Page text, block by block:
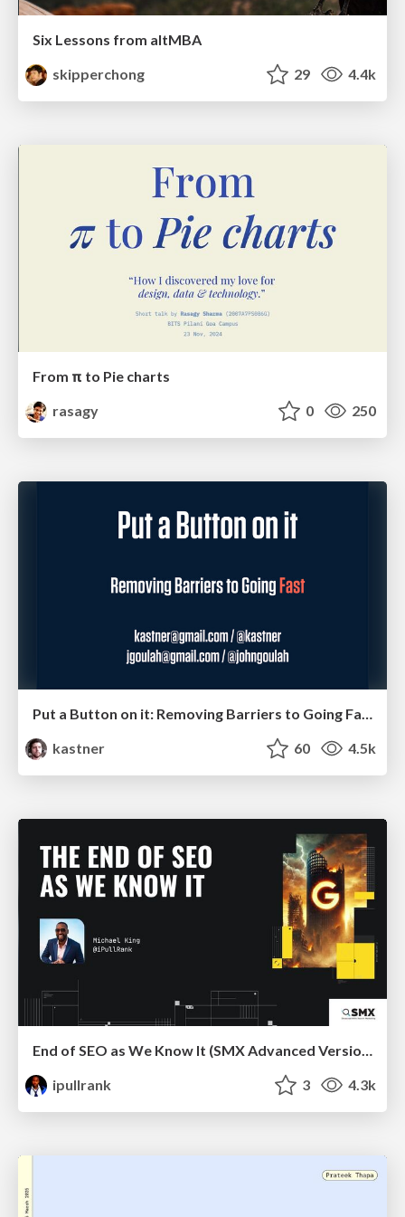
Six Lessons from altMBA
skipperchong
29 4.4k
From π to Pie charts
rasagy
0 250
Put a Button on it: Removing Barriers to Going Fast.
kastner
60 4.5k
End of SEO as We Know It (SMX Advanced Version)
ipullrank
3 4.3k